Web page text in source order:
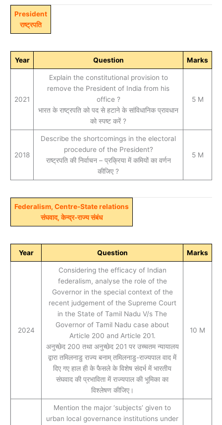
President
राष्ट्रपति
Year Question Marks
2021
Explain the constitutional provision to
remove the President of India from his
office ?
भारत के राष्ट्रपति को पद से हटाने के सांविधानिक प्रावधान
को स्पष्ट करें ?
5 M
2018
Describe the shortcomings in the electoral
procedure of the President?
राष्ट्रपति की निर्वाचन – प्रक्रिया में कमियों का वर्णन
कीजिए ?
5 M
Federalism, Centre-State relations
संघवाद, केन्द्र-राज्य संबंध
Year Question Marks
2024
Considering the efficacy of Indian
federalism, analyse the role of the
Governor in the special context of the
recent judgement of the Supreme Court
in the State of Tamil Nadu V/s The
Governor of Tamil Nadu case about
Article 200 and Article 201.
अनुच्छेद 200 तथा अनुच्छेद 201 पर उच्चतम न्यायालय
द्वारा तमिलनाडु राज्य बनाम् तमिलनाडु-राज्यपाल वाद में
दिए गए हाल ही के फैसले के विशेष संदर्भ में भारतीय
संघवाद की प्रभाविता में राज्यपाल की भूमिका का
विश्लेषण कीजिए।
10 M
Mention the major ‘subjects’ given to
urban local governance institutions under